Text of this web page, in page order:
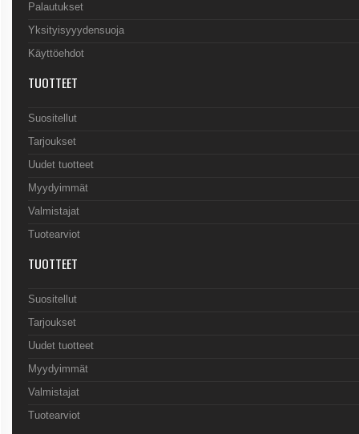
Palautukset
Yksityisyyydensuoja
Käyttöehdot
TUOTTEET
Suositellut
Tarjoukset
Uudet tuotteet
Myydyimmät
Valmistajat
Tuotearviot
TUOTTEET
Suositellut
Tarjoukset
Uudet tuotteet
Myydyimmät
Valmistajat
Tuotearviot